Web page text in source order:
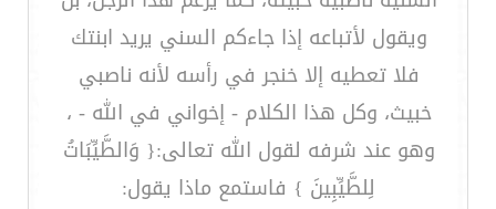
ويقول لأتباعه إذا جاءكم السني يريد ابنتك
فلا تعطيه إلا خنجر في رأسه لأنه ناصبي
خبيث، وكل هذا الكلام - إخواني في الله - ،
وهو عند شرفه لقول الله تعالى:{ وَالطَّيِّبَاتُ
لِلطَّيِّبِينَ } فاستمع ماذا يقول: